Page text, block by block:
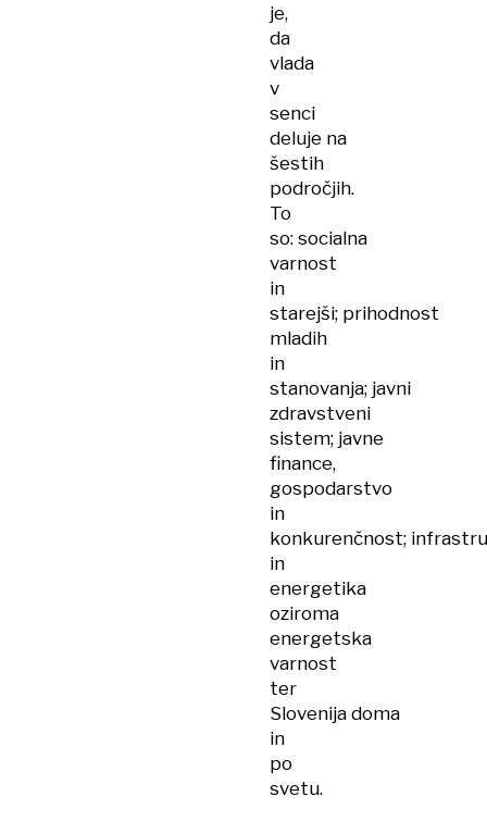
je,
da
vlada
v
senci
deluje na
šestih
področjih.
To
so: socialna
varnost
in
starejši; prihodnost
mladih
in
stanovanja; javni
zdravstveni
sistem; javne
finance,
gospodarstvo
in
konkurenčnost;
in
energetika
oziroma
energetska
varnost
ter
Slovenija doma
in
po
svetu.